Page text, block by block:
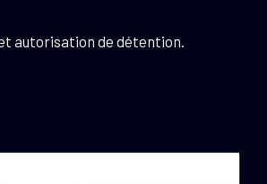
autorisation de détention.